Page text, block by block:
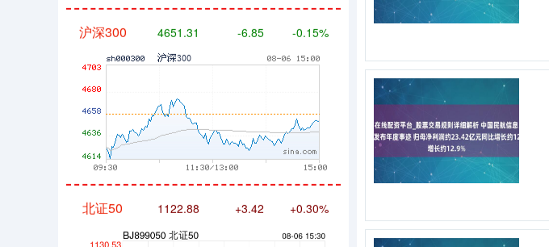
北证50 1122.88 +3.42 +0.30%